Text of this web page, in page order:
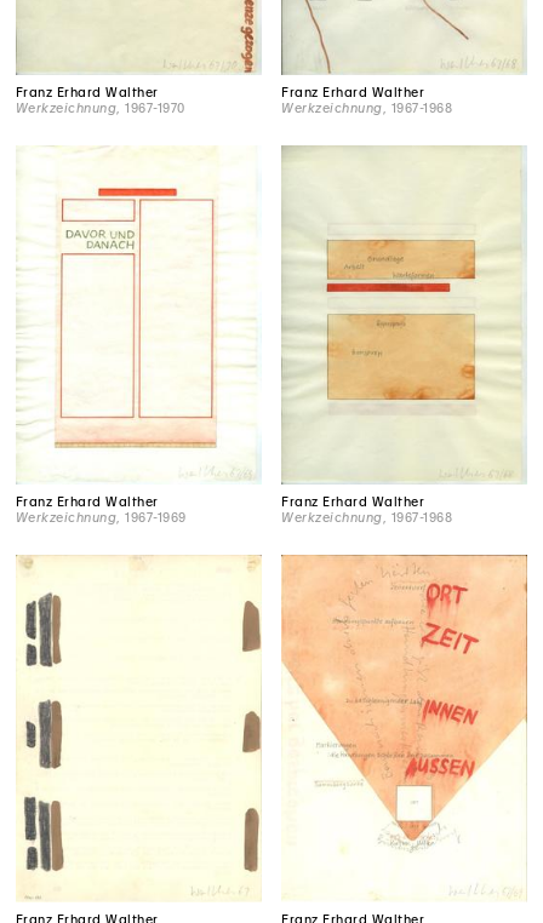
Franz Erhard Walther
Werkzeichnung , 1967-1970
Franz Erhard Walther
Werkzeichnung , 1967-1968
Franz Erhard Walther
Werkzeichnung , 1967-1969
Franz Erhard Walther
Werkzeichnung , 1967-1968
Franz Erhard Walther Franz Erhard Walther